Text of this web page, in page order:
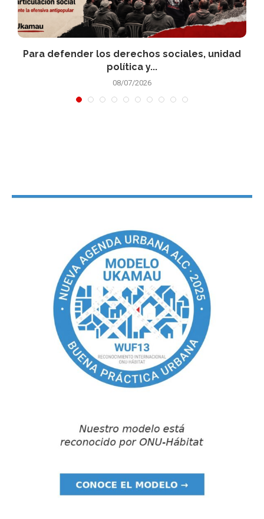
Para defender los derechos sociales, unidad
política y...
08/07/2026